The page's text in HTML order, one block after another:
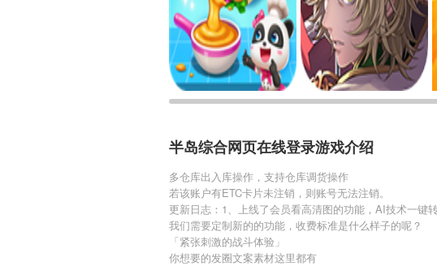
半岛综合网页在线登录游戏介绍
多仓库出入库操作，支持仓库调货操作
若该账户有ETC卡片未注销，则账号无法注销。
更新日志：1、上线了会员看高清图的功能，AI技术一键
我们需要定制新的的功能，收费标准是什么样子的呢？
「紧张刺激的战斗体验」
你想要的发圈文案素材这里都有